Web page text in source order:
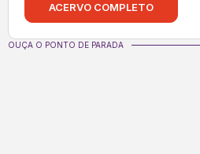
ACERVO COMPLETO
OUÇA O PONTO DE PARADA